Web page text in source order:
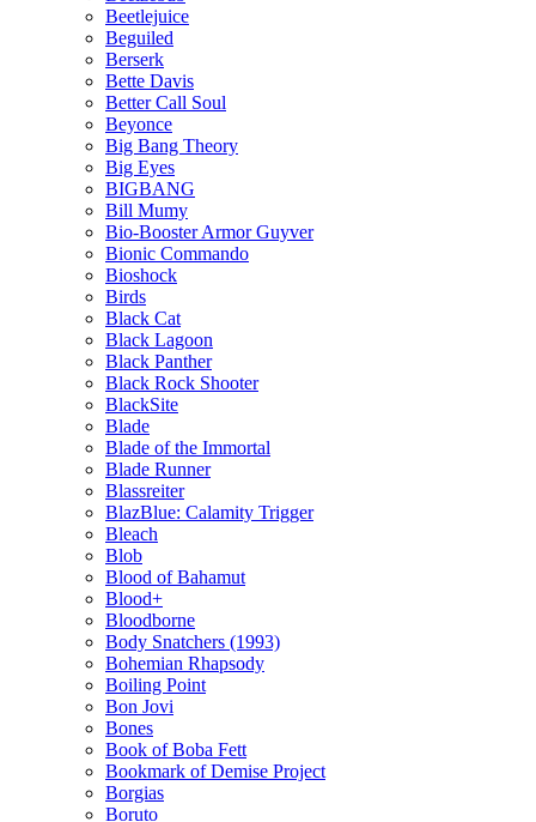
Beetlejuice
Beguiled
Berserk
Bette Davis
Better Call Soul
Beyonce
Big Bang Theory
Big Eyes
BIGBANG
Bill Mumy
Bio-Booster Armor Guyver
Bionic Commando
Bioshock
Birds
Black Cat
Black Lagoon
Black Panther
Black Rock Shooter
BlackSite
Blade
Blade of the Immortal
Blade Runner
Blassreiter
BlazBlue: Calamity Trigger
Bleach
Blob
Blood of Bahamut
Blood+
Bloodborne
Body Snatchers (1993)
Bohemian Rhapsody
Boiling Point
Bon Jovi
Bones
Book of Boba Fett
Bookmark of Demise Project
Borgias
Boruto